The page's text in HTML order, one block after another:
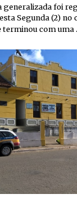
generalizada foi
Segunda (2) no
terminou com uma